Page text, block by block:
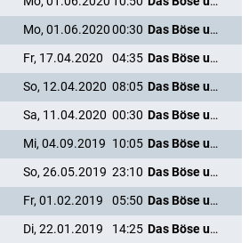
Mo, 01.06.202000:30
Das Böse unter der Sonne
Fr, 17.04.2020 04:35
Das Böse unter der Sonne
So, 12.04.2020 08:05
Das Böse unter der Sonne
Sa, 11.04.2020 00:30
Das Böse unter der Sonne
Mi, 04.09.2019 10:05
Das Böse unter der Sonne
So, 26.05.2019 23:10
Das Böse unter der Sonne
Fr, 01.02.2019 05:50
Das Böse unter der Sonne
Di, 22.01.2019 14:25
Das Böse unter der Sonne